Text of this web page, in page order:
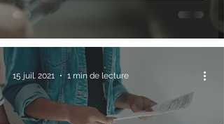
15 juil. 2021 1 min de lecture